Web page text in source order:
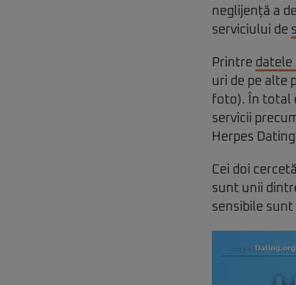
neglijență a
serviciului de
Printre datele
uri de pe alte
foto). În total
servicii
Herpes
Cei doi
sunt unii
sensibile sunt